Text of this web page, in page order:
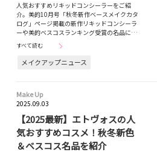
人気おすすめリキッドコンシーラーをご紹
介。美的10月号「秋冬新作ベースメイクカタ
ログ」ページ掲載の新作リキッドコンシーラ
ーや美的ベスコスランキング受賞の名品に…
すべて読む
メイクアップニュース
Make Up
2025.09.03
【2025最新】エトヴォスの人
気おすすめコスメ！秋冬新色
＆ベスコス名品を紹介